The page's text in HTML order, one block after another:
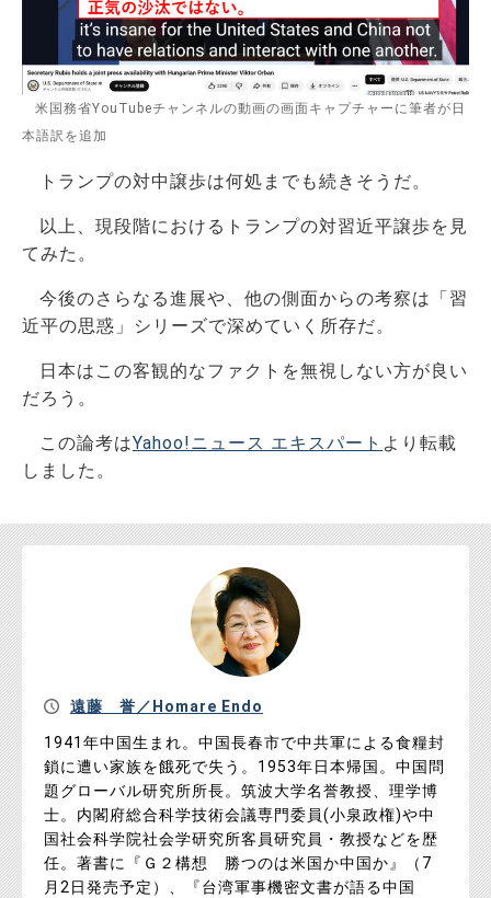
米国務省YouTubeチャンネルの動画の画面キャプチャーに筆者が日
本語訳を追加
トランプの対中譲歩は何処までも続きそうだ。
以上、現段階におけるトランプの対習近平譲歩を見
てみた。
今後のさらなる進展や、他の側面からの考察は「習
近平の思惑」シリーズで深めていく所存だ。
日本はこの客観的なファクトを無視しない方が良い
だろう。
この論考はYahoo!ニュース エキスパート より転載
しました。
遠藤 誉／Homare Endo
1941年中国生まれ。中国長春市で中共軍による食糧封
鎖に遭い家族を餓死で失う。1953年日本帰国。中国問
題グローバル研究所所長。筑波大学名誉教授、理学博
士。内閣府総合科学技術会議専門委員(小泉政権)や中
国社会科学院社会学研究所客員研究員・教授などを歴
任。著書に『Ｇ２構想 勝つのは米国か中国か』（7
月2日発売予定）、『台湾軍事機密文書が語る中国